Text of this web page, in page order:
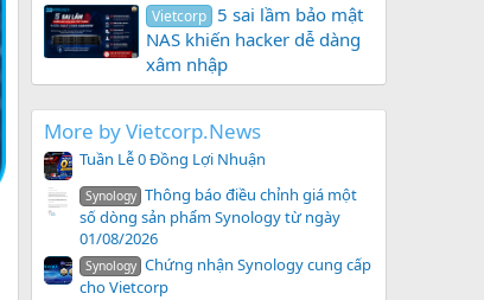
Vietcorp 5 sai lầm bảo mật
NAS khiến hacker dễ dàng
xâm nhập
More by Vietcorp.News
Tuần Lễ 0 Đồng Lợi Nhuận
Synology Thông báo điều chỉnh giá một
số dòng sản phẩm Synology từ ngày
01/08/2026
Synology Chứng nhận Synology cung cấp
cho Vietcorp